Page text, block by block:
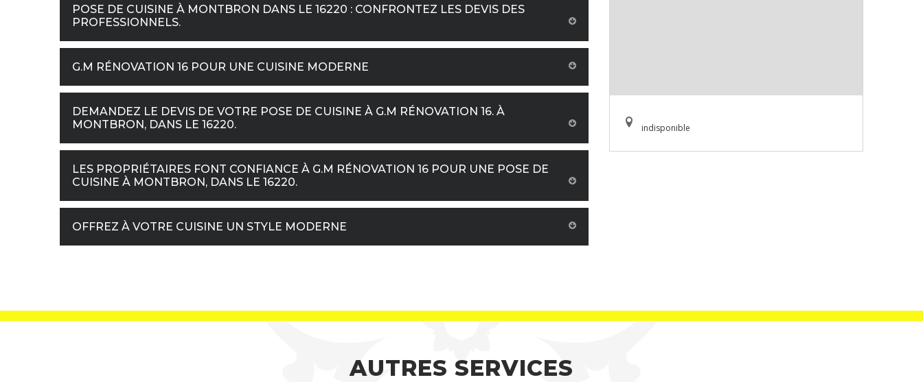
POSE DE CUISINE À MONTBRON DANS LE 16220 : CONFRONTEZ LES DEVIS DES
PROFESSIONNELS.
G.M RÉNOVATION 16 POUR UNE CUISINE MODERNE
DEMANDEZ LE DEVIS DE VOTRE POSE DE CUISINE À G.M RÉNOVATION 16. À
MONTBRON, DANS LE 16220.
LES PROPRIÉTAIRES FONT CONFIANCE À G.M RÉNOVATION 16 POUR UNE POSE DE
CUISINE À MONTBRON, DANS LE 16220.
OFFREZ À VOTRE CUISINE UN STYLE MODERNE
indisponible
AUTRES SERVICES